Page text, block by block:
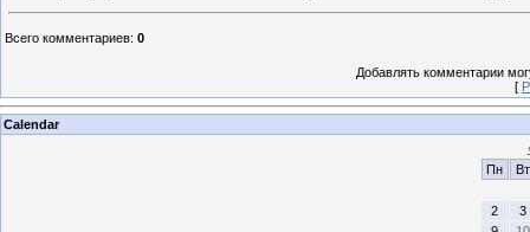
Всего комментариев: 0
Добавлять комментарии
[
Calendar
Пн
Вт
2
3